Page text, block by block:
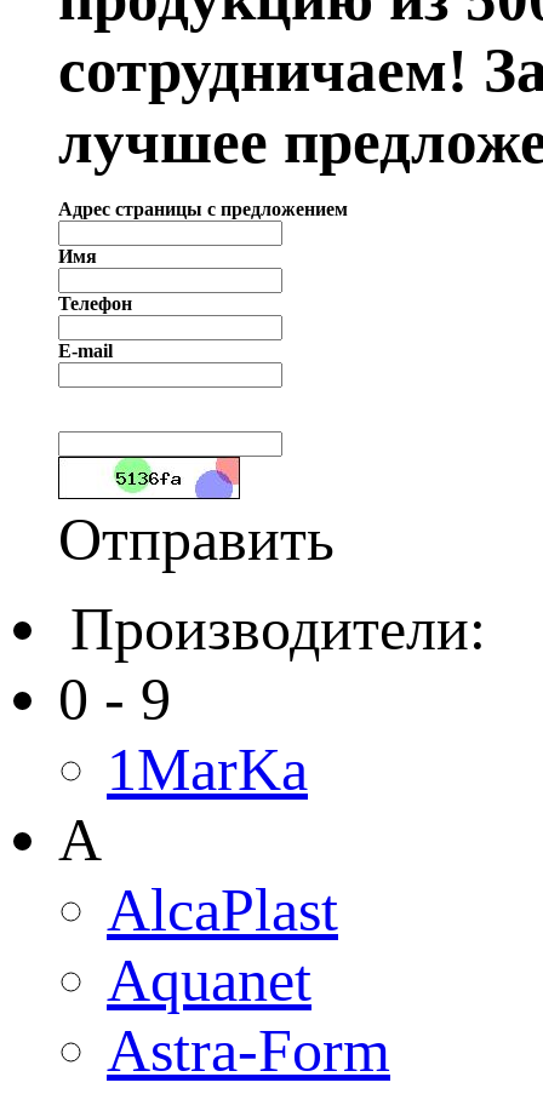
сотрудничаем!
лучшее
Адрес страницы с предложением
Имя
Телефон
E-mail
Отправить
Производители:
0 - 9
1MarKa
A
AlcaPlast
Aquanet
Astra-Form